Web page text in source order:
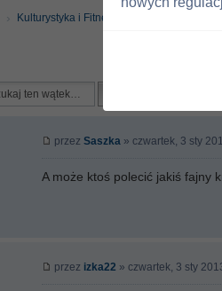
Kulturystyka i Fitness
przez Saszka » czwartek, 3 sty
A może ktoś polecić jakiś fajny
przez izka22 » czwartek, 3 sty